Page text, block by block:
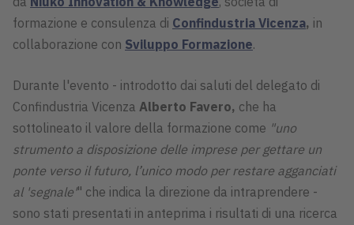
formazione e consulenza di Confindustria Vicenza, in
collaborazione con Sviluppo Formazione.
Durante l'evento - introdotto dai saluti del delegato di
Confindustria Vicenza Alberto Favero, che ha
sottolineato il valore della formazione come "uno
strumento a disposizione delle imprese per gettare un
ponte verso il futuro, l’unico modo per restare agganciati
al 'segnale'" che indica la direzione da intraprendere -
sono stati presentati in anteprima i risultati di una ricerca